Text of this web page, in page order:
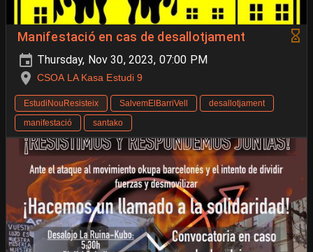
️Manifestació en cas de desallotjament
Thursday, Nov 30, 2023, 07:00 PM
CSOA LA Kasa Estudi 9
EstudiNouResisteix SalvemElBarriVell
desallotjament
manifestació
santako